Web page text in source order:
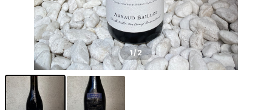
1/2